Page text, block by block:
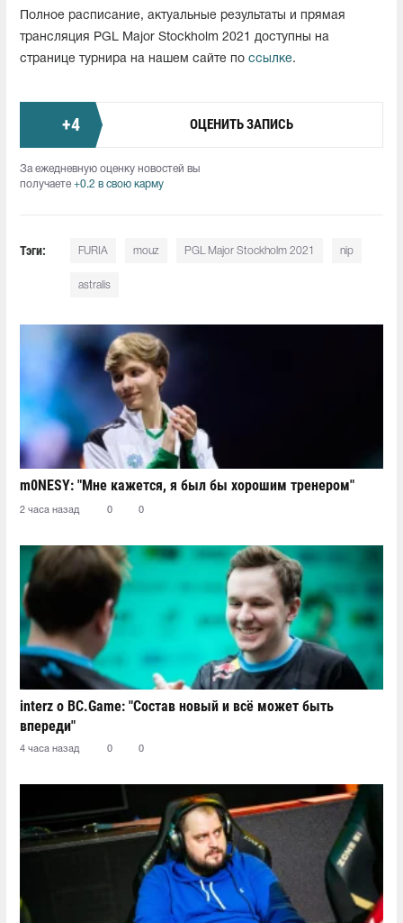
Полное расписание, актуальные результаты и прямая
трансляция PGL Major Stockholm 2021 доступны на
странице турнира на нашем сайте по ссылке.
+4 ОЦЕНИТЬ ЗАПИСЬ
За ежедневную оценку новостей вы
получаете +0.2 в свою карму
Тэги: FURIA mouz PGL Major Stockholm 2021 nip
astralis
m0NESY: "Мне кажется, я был бы хорошим тренером"
2 часа назад 0 0
interz о BC.Game: "Состав новый и всё может быть
впереди"
4 часа назад 0 0